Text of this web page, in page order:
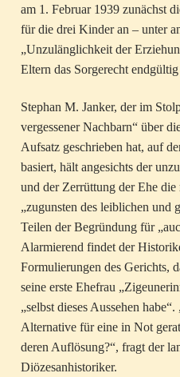
am 1. Februar 1939 zunächst
für die drei Kinder an – unter
„Unzulänglichkeit der
Eltern das Sorgerecht
Stephan M. Janker, der im
vergessener Nachbarn“ über
Aufsatz geschrieben hat, auf
basiert, hält angesichts der
und der Zerrüttung der Ehe
„zugunsten des leiblichen und
Teilen der Begründung für
Alarmierend findet der
Formulierungen des Gerichts,
seine erste Ehefrau
„selbst dieses Aussehen
Alternative für eine in Not
deren Auflösung?“, fragt der
Diözesanhistoriker.